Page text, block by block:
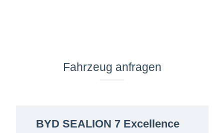
Fahrzeug anfragen
BYD SEALION 7 Excellence